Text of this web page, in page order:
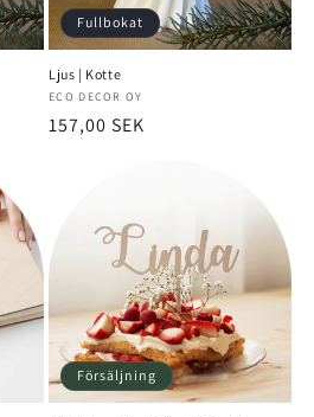
Fullbokat
Ljus | Kotte
Säljare:
ECO DECOR OY
Normalt
157,00 SEK
Försäljning